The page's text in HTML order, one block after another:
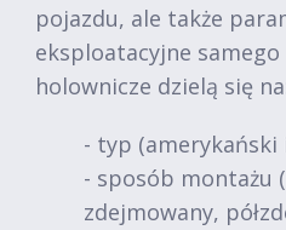
pojazdu, ale także
eksploatacyjne
holownicze dzielą się
- typ (amerykański
- sposób montażu
zdejmowany,